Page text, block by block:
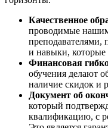
Качественное
проводимые
преподавателями,
и навыки, которые
Финансовая
обучения делают
наличие скидок и
Документ об
который
квалификацию, с